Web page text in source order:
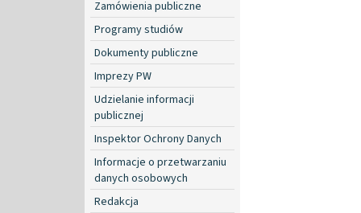
Zamówienia publiczne
Programy studiów
Dokumenty publiczne
Imprezy PW
Udzielanie informacji
publicznej
Inspektor Ochrony Danych
Informacje o przetwarzaniu
danych osobowych
Redakcja